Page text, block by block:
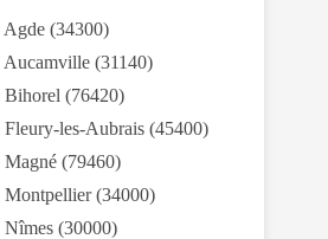
(34300)
(31140)
(76420)
les-Aubrais (45400)
(79460)
(34000)
(30000)